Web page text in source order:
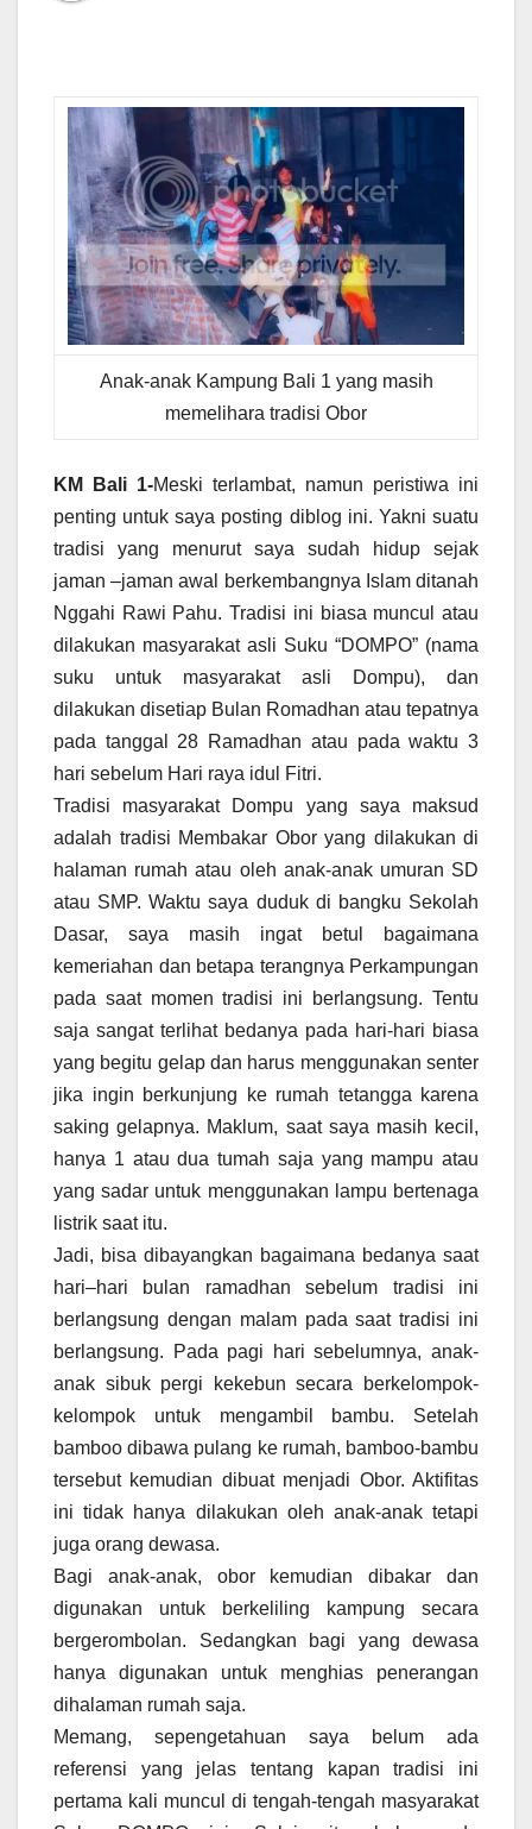
Anak-anak Kampung Bali 1 yang masih
memelihara tradisi Obor
KM Bali 1-Meski terlambat, namun peristiwa ini
penting untuk saya posting diblog ini. Yakni suatu
tradisi yang menurut saya sudah hidup sejak
jaman –jaman awal berkembangnya Islam ditanah
Nggahi Rawi Pahu. Tradisi ini biasa muncul atau
dilakukan masyarakat asli Suku “DOMPO” (nama
suku untuk masyarakat asli Dompu), dan
dilakukan disetiap Bulan Romadhan atau tepatnya
pada tanggal 28 Ramadhan atau pada waktu 3
hari sebelum Hari raya idul Fitri.
Tradisi masyarakat Dompu yang saya maksud
adalah tradisi Membakar Obor yang dilakukan di
halaman rumah atau oleh anak-anak umuran SD
atau SMP. Waktu saya duduk di bangku Sekolah
Dasar, saya masih ingat betul bagaimana
kemeriahan dan betapa terangnya Perkampungan
pada saat momen tradisi ini berlangsung. Tentu
saja sangat terlihat bedanya pada hari-hari biasa
yang begitu gelap dan harus menggunakan senter
jika ingin berkunjung ke rumah tetangga karena
saking gelapnya. Maklum, saat saya masih kecil,
hanya 1 atau dua tumah saja yang mampu atau
yang sadar untuk menggunakan lampu bertenaga
listrik saat itu.
Jadi, bisa dibayangkan bagaimana bedanya saat
hari–hari bulan ramadhan sebelum tradisi ini
berlangsung dengan malam pada saat tradisi ini
berlangsung. Pada pagi hari sebelumnya, anak-
anak sibuk pergi kekebun secara berkelompok-
kelompok untuk mengambil bambu. Setelah
bamboo dibawa pulang ke rumah, bamboo-bambu
tersebut kemudian dibuat menjadi Obor. Aktifitas
ini tidak hanya dilakukan oleh anak-anak tetapi
juga orang dewasa.
Bagi anak-anak, obor kemudian dibakar dan
digunakan untuk berkeliling kampung secara
bergerombolan. Sedangkan bagi yang dewasa
hanya digunakan untuk menghias penerangan
dihalaman rumah saja.
Memang, sepengetahuan saya belum ada
referensi yang jelas tentang kapan tradisi ini
pertama kali muncul di tengah-tengah masyarakat